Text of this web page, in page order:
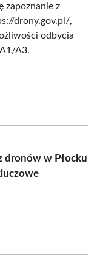
zapoznanie z
drony.gov.pl/,
odbycia
A3.
dronów w Płocku